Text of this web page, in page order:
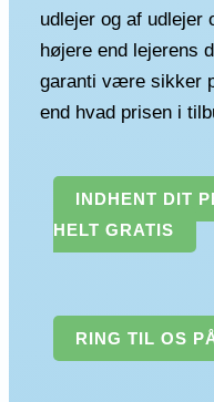
udlejer og af udlejer
højere end lejerens
garanti være sikker
end hvad prisen i
INDHENT DIT
HELT GRATIS
RING TIL OS